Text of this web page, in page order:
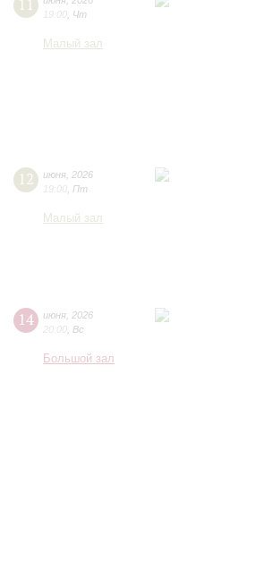
11
19:00 Чт
Малый зал
12 июня 2026
19:00 Пт
Малый зал
14 июня 2026
20:00 Вс
Большой зал